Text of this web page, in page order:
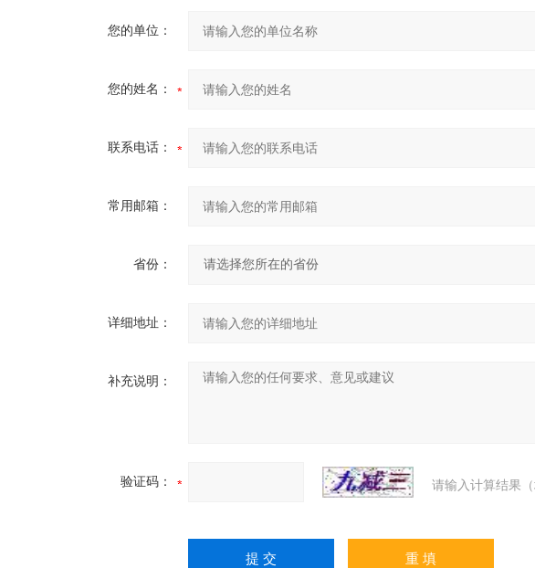
您的单位：
您的姓名：
联系电话：
常用邮箱：
省份：
详细地址：
补充说明：
验证码： 请输入计算结果